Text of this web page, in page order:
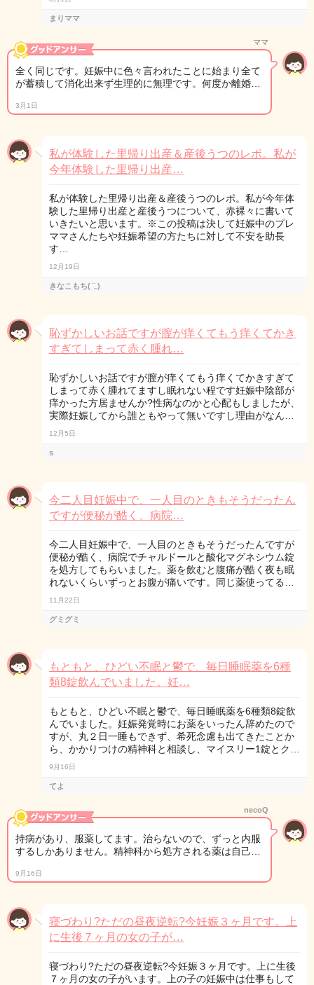
まりママ
ママ
全く同じです。妊娠中に色々言われたことに始まり全て
が蓄積して消化出来ず生理的に無理です。何度か離婚…
3月1日
私が体験した里帰り出産＆産後うつのレポ。私が
今年体験した里帰り出産…
私が体験した里帰り出産＆産後うつのレポ。私が今年体
験した里帰り出産と産後うつについて、赤裸々に書いて
いきたいと思います。※この投稿は決して妊娠中のプレ
ママさんたちや妊娠希望の方たちに対して不安を助長
す…
12月19日
きなこもち( ¨̮ )
恥ずかしいお話ですが膣が痒くてもう痒くてかき
すぎてしまって赤く腫れ…
恥ずかしいお話ですが膣が痒くてもう痒くてかきすぎて
しまって赤く腫れてますし眠れない程です妊娠中陰部が
痒かった方居ませんか?性病なのかと心配もしましたが、
実際妊娠してから誰ともやって無いですし理由がなん…
12月5日
s
今二人目妊娠中で、一人目のときもそうだったん
ですが便秘が酷く、病院…
今二人目妊娠中で、一人目のときもそうだったんですが
便秘が酷く、病院でチャルドールと酸化マグネシウム錠
を処方してもらいました。薬を飲むと腹痛が酷く夜も眠
れないくらいずっとお腹が痛いです。同じ薬使ってる…
11月22日
グミグミ
もともと、ひどい不眠と鬱で、毎日睡眠薬を6種
類8錠飲んでいました。妊…
もともと、ひどい不眠と鬱で、毎日睡眠薬を6種類8錠飲
んでいました。妊娠発覚時にお薬をいったん辞めたので
すが、丸２日一睡もできず、希死念慮も出てきたことか
ら、かかりつけの精神科と相談し、マイスリー1錠とク…
9月16日
てよ
necoQ
持病があり、服薬してます。治らないので、ずっと内服
するしかありません。精神科から処方される薬は自己…
9月16日
寝づわり?ただの昼夜逆転?今妊娠３ヶ月です。上
に生後７ヶ月の女の子が…
寝づわり?ただの昼夜逆転?今妊娠３ヶ月です。上に生後
７ヶ月の女の子がいます。上の子の妊娠中は仕事もして